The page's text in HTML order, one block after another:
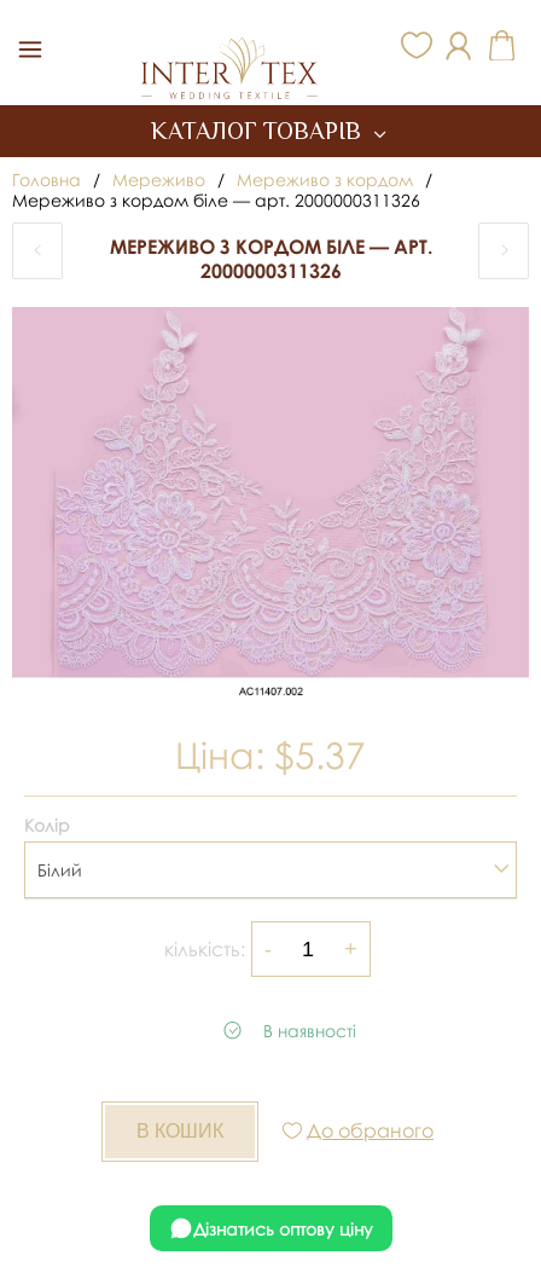
КАТАЛОГ ТОВАРІВ
Головна / Мереживо / Мереживо з кордом
/
Мереживо з кордом біле — арт. 2000000311326
МЕРЕЖИВО З КОРДОМ БІЛЕ — АРТ.
2000000311326
Ціна: $5.37
Колір
Білий
кількість:
В наявності
До обраного
Дізнатись оптову ціну